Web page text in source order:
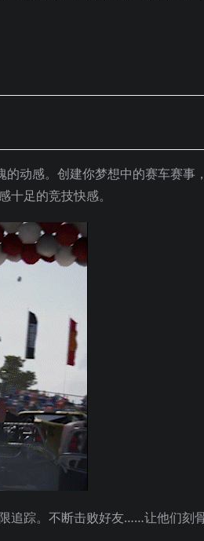
的动感。创建你梦想中的赛车赛事
足的竞技快感。
追踪。不断击败好友……让他们刻